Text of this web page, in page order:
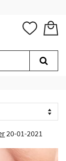
20-01-2021